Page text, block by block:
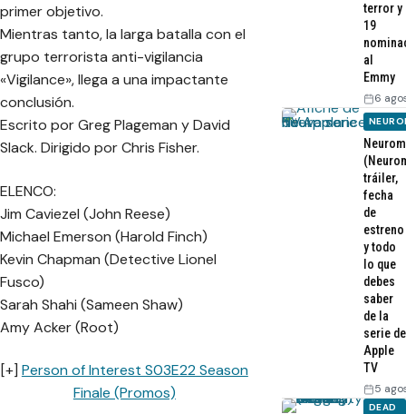
primer objetivo.
Mientras tanto, la larga batalla con el
grupo terrorista anti-vigilancia
«Vigilance», llega a una impactante
conclusión.
Escrito por Greg Plageman y David
Slack. Dirigido por Chris Fisher.
ELENCO:
Jim Caviezel (John Reese)
Michael Emerson (Harold Finch)
Kevin Chapman (Detective Lionel
Fusco)
Sarah Shahi (Sameen Shaw)
Amy Acker (Root)
[+] Person of Interest S03E22 Season
Finale (Promos)
terror y
19
al
Emmy
6
tráiler,
fecha
de
estreno
y todo
lo que
debes
saber
de la
serie de
Apple
TV
5
DEAD